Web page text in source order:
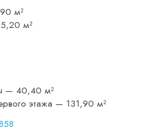
м²
м²
— 40,40 м²
этажа — 131,90 м²